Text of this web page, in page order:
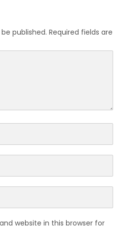
published. Required fields are
website in this browser for